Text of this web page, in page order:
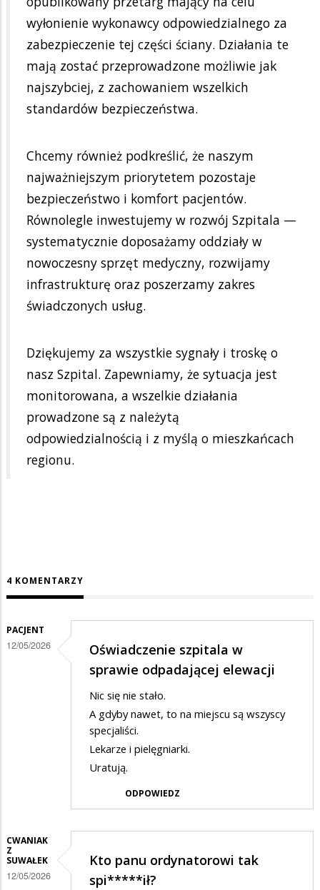
wyłonienie wykonawcy odpowiedzialnego za
zabezpieczenie tej części ściany. Działania te
mają zostać przeprowadzone możliwie jak
najszybciej, z zachowaniem wszelkich
standardów bezpieczeństwa.
Chcemy również podkreślić, że naszym
najważniejszym priorytetem pozostaje
bezpieczeństwo i komfort pacjentów.
Równolegle inwestujemy w rozwój Szpitala —
systematycznie doposażamy oddziały w
nowoczesny sprzęt medyczny, rozwijamy
infrastrukturę oraz poszerzamy zakres
świadczonych usług.
Dziękujemy za wszystkie sygnały i troskę o
nasz Szpital. Zapewniamy, że sytuacja jest
monitorowana, a wszelkie działania
prowadzone są z należytą
odpowiedzialnością i z myślą o mieszkańcach
regionu.
4 KOMENTARZY
PACJENT
12/05/2026
Oświadczenie szpitala w
sprawie odpadającej elewacji
Nic się nie stało.
A gdyby nawet, to na miejscu są wszyscy
specjaliści.
Lekarze i pielęgniarki.
Uratują.
ODPOWIEDZ
CWANIAK
Z
SUWAŁEK
12/05/2026
Kto panu ordynatorowi tak
spi*****ił?